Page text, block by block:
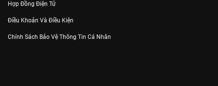
Hợp Đồng Điện Tử
Điều Khoản Và Điều Kiện
Chính Sách Bảo Vệ Thông Tin Cá Nhân